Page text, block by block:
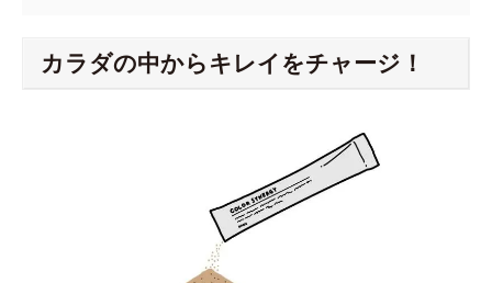
カラダの中からキレイをチャージ！